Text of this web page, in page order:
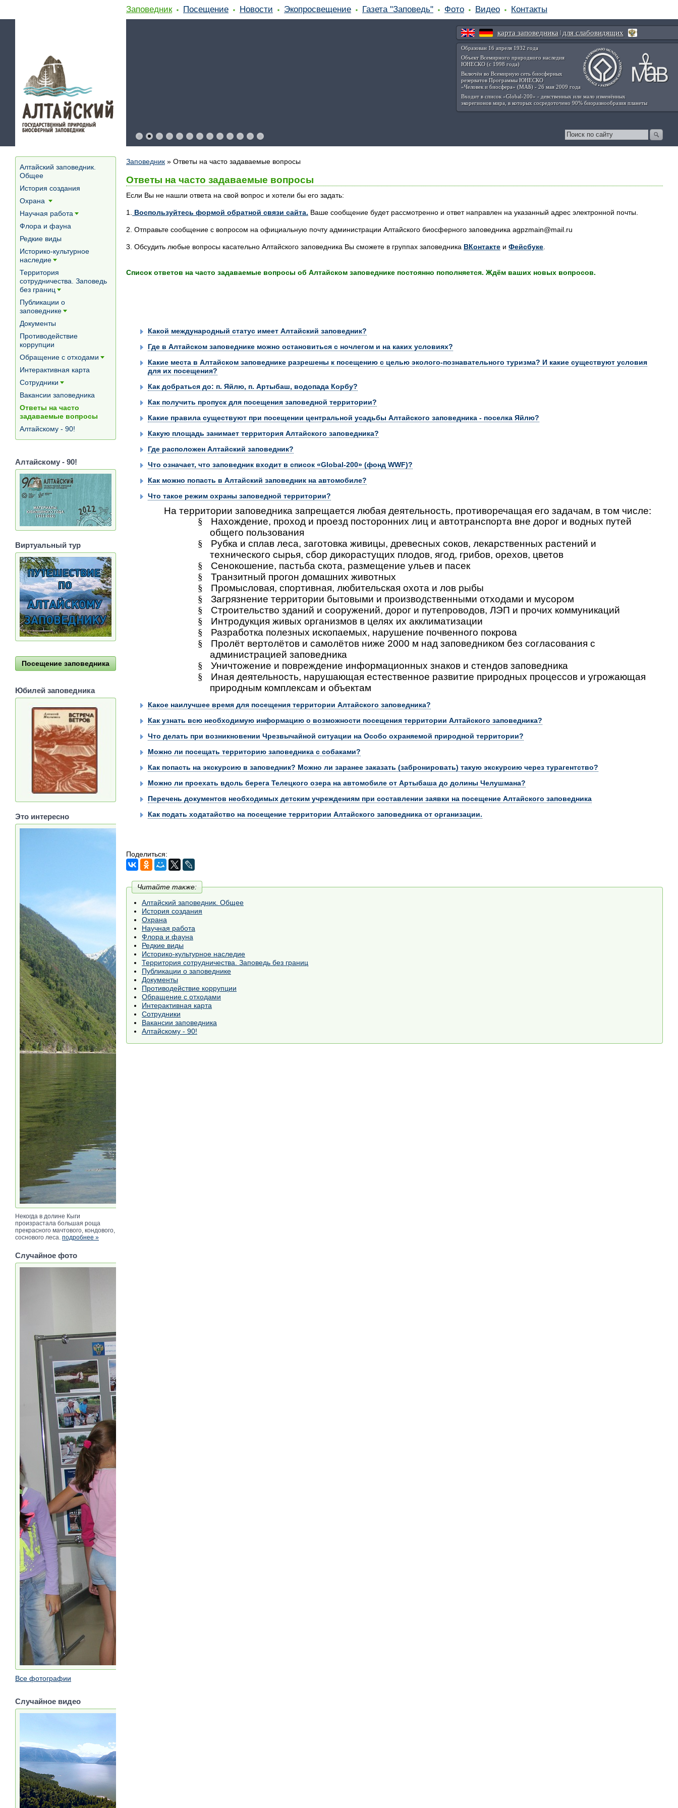
карта заповедника | для слабовидящих
Образован 16 апреля 1932 года
Объект Всемирного природного наследия
ЮНЕСКО (с 1998 года)
Включён во Всемирную сеть биосферных
резерватов Программы ЮНЕСКО
«Человек и биосфера» (МАБ) - 26 мая 2009 года
Входит в список «Global-200» - девственных или мало изменённых
экорегионов мира, в которых сосредоточено 90% биоразнообразия планеты
Заповедник Посещение Новости Экопросвещение Газета "Заповедь" Фото Видео Контакты
Заповедник » Ответы на часто задаваемые вопросы
Ответы на часто задаваемые вопросы
Если Вы не нашли ответа на свой вопрос и хотели бы его задать:
1. Воспользуйтесь формой обратной связи сайта. Ваше сообщение будет рассмотренно и ответ направлен на указанный адрес электронной почты.
2. Отправьте сообщение с вопросом на официальную почту администрации Алтайского биосферного заповедника agpzmain@mail.ru
3. Обсудить любые вопросы касательно Алтайского заповедника Вы сможете в группах заповедника ВКонтакте и Фейсбуке
Список ответов на часто задаваемые вопросы об Алтайском заповеднике постоянно пополняется. Ждём ваших новых вопросов.
Какой международный статус имеет Алтайский заповедник?
Где в Алтайском заповеднике можно остановиться с ночлегом и на каких условиях?
Какие места в Алтайском заповеднике разрешены к посещению с целью эколого-познавательного туризма? И какие существуют условия
для их посещения?
Как добраться до: п. Яйлю, п. Артыбаш, водопада Корбу?
Как получить пропуск для посещения заповедной территории?
Какие правила существуют при посещении центральной усадьбы Алтайского заповедника - поселка Яйлю?
Какую площадь занимает территория Алтайского заповедника?
Где расположен Алтайский заповедник?
Что означает, что заповедник входит в список «Global-200» (фонд WWF)?
Как можно попасть в Алтайский заповедник на автомобиле?
Что такое режим охраны заповедной территории?
На территории заповедника запрещается любая деятельность, противоречащая его задачам, в том числе:
§
Нахождение, проход и проезд посторонних лиц и автотранспорта вне дорог и водных путей
общего пользования
§
Рубка и сплав леса, заготовка живицы, древесных соков, лекарственных растений и
технического сырья, сбор дикорастущих плодов, ягод, грибов, орехов, цветов
§
Сенокошение, пастьба скота, размещение ульев и пасек
§
Транзитный прогон домашних животных
§
Промысловая, спортивная, любительская охота и лов рыбы
§
Загрязнение территории бытовыми и производственными отходами и мусором
§
Строительство зданий и сооружений, дорог и путепроводов, ЛЭП и прочих коммуникаций
§
Интродукция живых организмов в целях их акклиматизации
§
Разработка полезных ископаемых, нарушение почвенного покрова
§
Пролёт вертолётов и самолётов ниже 2000 м над заповедником без согласования с
администрацией заповедника
§
Уничтожение и повреждение информационных знаков и стендов заповедника
§
Иная деятельность, нарушающая естественное развитие природных процессов и угрожающая
природным комплексам и объектам
Какое наилучшее время для посещения территории Алтайского заповедника?
Как узнать всю необходимую информацию о возможности посещения территории Алтайского заповедника?
Что делать при возникновении Чрезвычайной ситуации на Особо охраняемой природной территории?
Можно ли посещать территорию заповедника с собаками?
Как попасть на экскурсию в заповедник? Можно ли заранее заказать (забронировать) такую экскурсию через турагентство?
Можно ли проехать вдоль берега Телецкого озера на автомобиле от Артыбаша до долины Челушмана?
Перечень документов необходимых детским учреждениям при составлении заявки на посещение Алтайского заповедника
Как подать ходатайство на посещение территории Алтайского заповедника от организации.
Поделиться:
Читайте также:
Алтайский заповедник. Общее
История создания
Охрана
Научная работа
Флора и фауна
Редкие виды
Историко-культурное наследие
Территория сотрудничества. Заповедь без границ
Публикации о заповеднике
Документы
Противодействие коррупции
Обращение с отходами
Интерактивная карта
Сотрудники
Вакансии заповедника
Алтайскому - 90!
Алтайский заповедник.
Общее
История создания
Охрана
Научная работа
Флора и фауна
Редкие виды
Историко-культурное
наследие
Территория
сотрудничества. Заповедь
без границ
Публикации о
заповеднике
Документы
Противодействие
коррупции
Обращение с отходами
Интерактивная карта
Сотрудники
Вакансии заповедника
Ответы на часто
задаваемые вопросы
Алтайскому - 90!
Алтайскому - 90!
Виртуальный тур
Посещение заповедника
Юбилей заповедника
Это интересно
Некогда в долине Кыги
произрастала большая роща
прекрасного мачтового, кондового,
соснового леса. подробнее »
Случайное фото
Все фотографии
Случайное видео